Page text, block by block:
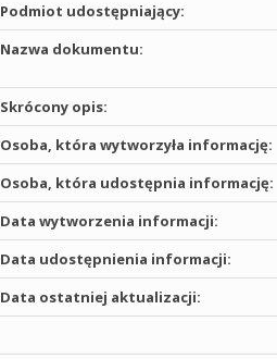
Podmiot udostępniający:
Nazwa dokumentu:
Skrócony opis:
Osoba, która wytworzyła informację:
Osoba, która udostępnia informację:
Data wytworzenia informacji:
Data udostępnienia informacji:
Data ostatniej aktualizacji: